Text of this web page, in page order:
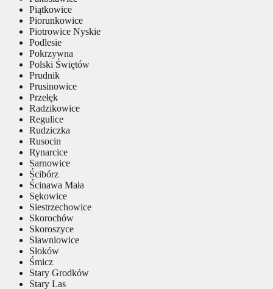
Piątkowice
Piorunkowice
Piotrowice Nyskie
Podlesie
Pokrzywna
Polski Świętów
Prudnik
Prusinowice
Przełęk
Radzikowice
Regulice
Rudziczka
Rusocin
Rynarcice
Sarnowice
Ścibórz
Ścinawa Mała
Sękowice
Siestrzechowice
Skorochów
Skoroszyce
Sławniowice
Słoków
Śmicz
Stary Grodków
Stary Las